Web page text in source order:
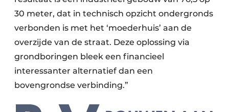
30 meter, dat in technisch opzicht ondergronds
verbonden is met het ‘moederhuis’ aan de
overzijde van de straat. Deze oplossing via
grondboringen bleek een financieel
interessanter alternatief dan een
bovengrondse verbinding.”